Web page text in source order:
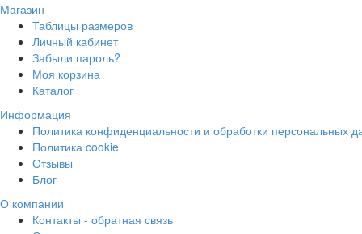
Магазин
Таблицы размеров
Личный кабинет
Забыли пароль?
Моя корзина
Каталог
Информация
Политика конфиденциальности и обработки персональных
Политика cookie
Отзывы
Блог
О компании
Контакты - обратная связь